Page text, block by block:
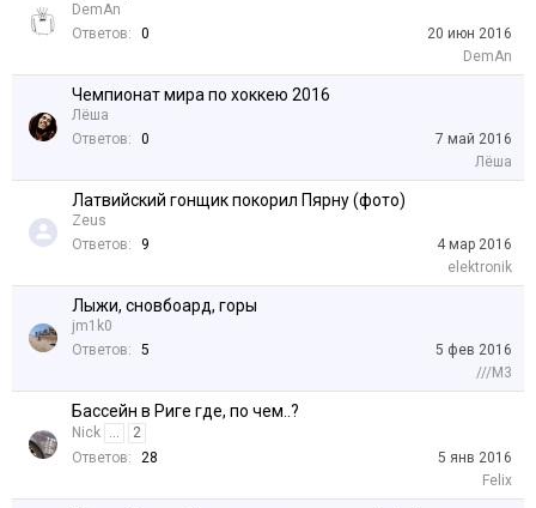
DemAn
Ответов:
0
20 июн 2016
DemAn
Чемпионат мира по хоккею 2016
Лёша
Ответов:
0
7 май 2016
Лёша
Латвийский гонщик покорил Пярну (фото)
Zeus
Ответов:
9
4 мар 2016
elektronik
Лыжи, сновбоард, горы
jm1k0
Ответов:
5
5 фев 2016
///M3
Бассейн в Риге где, по чем..?
Nick ...
2
Ответов:
28
5 янв 2016
Felix